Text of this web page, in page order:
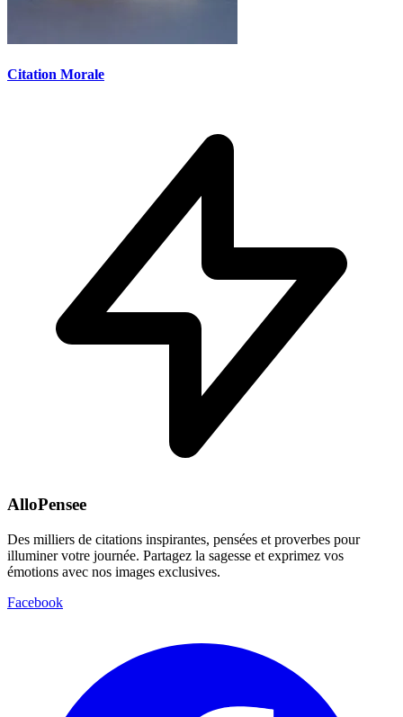
Citation Morale
AlloPensee
Des milliers de citations inspirantes, pensées et proverbes pour
illuminer votre journée. Partagez la sagesse et exprimez vos
émotions avec nos images exclusives.
Facebook